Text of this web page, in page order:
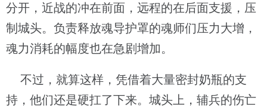
分开，近战的冲在前面，远程的在后面支援，压
制城头。负责释放魂导护罩的魂师们压力大增，
魂力消耗的幅度也在急剧增加。
不过，就算这样，凭借着大量密封奶瓶的支
持，他们还是硬扛了下来。城头上，辅兵的伤亡